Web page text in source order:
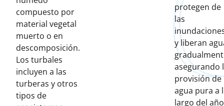
compuesto por
material vegetal
muerto o en
descomposición.
Los turbales
incluyen a las
turberas y otros
tipos de
protegen de
las
y liberan
asegurando
provisión de
agua pura a
largo del